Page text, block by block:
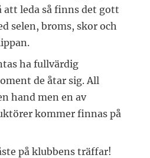
att leda så finns det gott
selen, broms, skor och
ha fullvärdig
de åtar sig. All
hand men en av
kommer finnas på
på klubbens träffar!